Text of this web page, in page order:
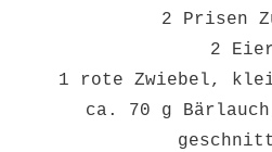
2 Prisen
2
1 rote Zwiebel,
ca. 70 g